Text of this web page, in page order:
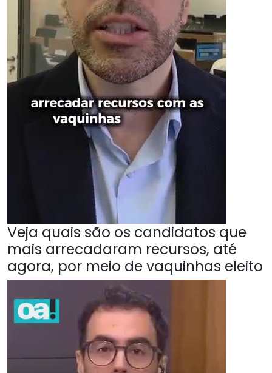
Veja quais são os candidatos que
mais arrecadaram recursos, até
agora, por meio de vaquinhas eleito